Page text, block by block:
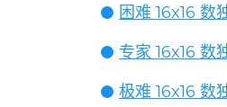
困难 16x16 数
专家 16x16 数
极难 16x16 数